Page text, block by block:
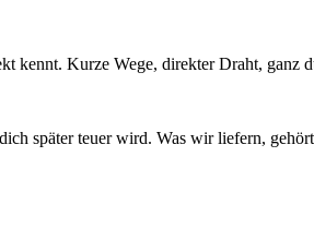
kennt. Kurze Wege, direkter Draht, ganz
später teuer wird. Was wir liefern,